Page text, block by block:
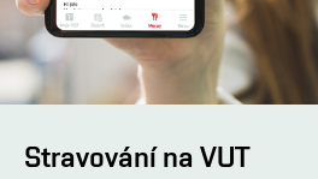
Stravování na VUT